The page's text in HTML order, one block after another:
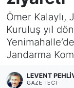
Ömer Kalaylı,
Kuruluş yıl
Jandarma
LEVENT
GAZETECI
KÖŞE
KÖŞE